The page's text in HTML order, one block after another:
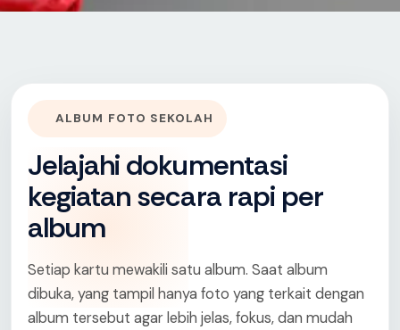
ALBUM FOTO SEKOLAH
Jelajahi dokumentasi
kegiatan secara rapi per
album
Setiap kartu mewakili satu album. Saat album
dibuka, yang tampil hanya foto yang terkait dengan
album tersebut agar lebih jelas, fokus, dan mudah